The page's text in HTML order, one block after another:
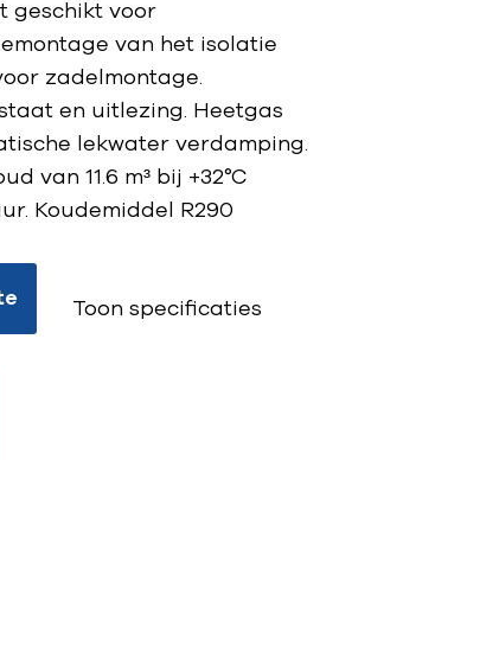
geschikt voor
van het isolatie
zadelmontage.
en uitlezing. Heetgas
lekwater verdamping.
van 11.6 m³ bij +32°C
Koudemiddel R290
Toon specificaties